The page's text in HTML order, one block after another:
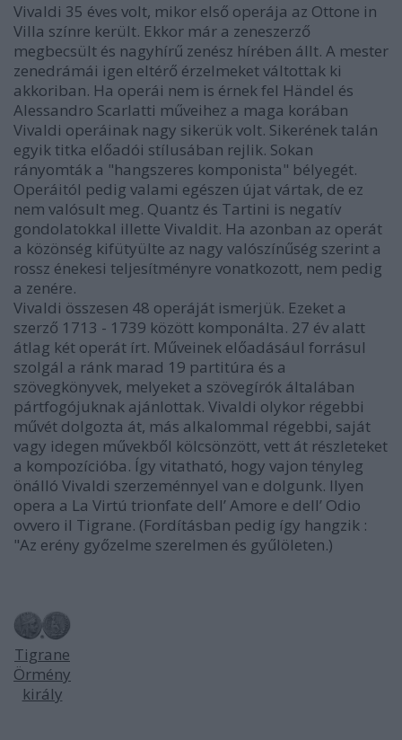
Vivaldi 35 éves volt, mikor első operája az Ottone in
Villa színre került. Ekkor már a zeneszerző
megbecsült és nagyhírű zenész hírében állt. A mester
zenedrámái igen eltérő érzelmeket váltottak ki
akkoriban. Ha operái nem is érnek fel Händel és
Alessandro Scarlatti műveihez a maga korában
Vivaldi operáinak nagy sikerük volt. Sikerének talán
egyik titka előadói stílusában rejlik. Sokan
rányomták a "hangszeres komponista" bélyegét.
Operáitól pedig valami egészen újat vártak, de ez
nem valósult meg. Quantz és Tartini is negatív
gondolatokkal illette Vivaldit. Ha azonban az operát
a közönség kifütyülte az nagy valószínűség szerint a
rossz énekesi teljesítményre vonatkozott, nem pedig
a zenére.
Vivaldi összesen 48 operáját ismerjük. Ezeket a
szerző 1713 - 1739 között komponálta. 27 év alatt
átlag két operát írt. Műveinek előadásául forrásul
szolgál a ránk marad 19 partitúra és a
szövegkönyvek, melyeket a szövegírók általában
pártfogójuknak ajánlottak. Vivaldi olykor régebbi
művét dolgozta át, más alkalommal régebbi, saját
vagy idegen művekből kölcsönzött, vett át részleteket
a kompozícióba. Így vitatható, hogy vajon tényleg
önálló Vivaldi szerzeménnyel van e dolgunk. Ilyen
opera a La Virtú trionfate dell’ Amore e dell’ Odio
ovvero il Tigrane. (Fordításban pedig így hangzik :
"Az erény győzelme szerelmen és gyűlöleten.)
Tigrane
Örmény
király